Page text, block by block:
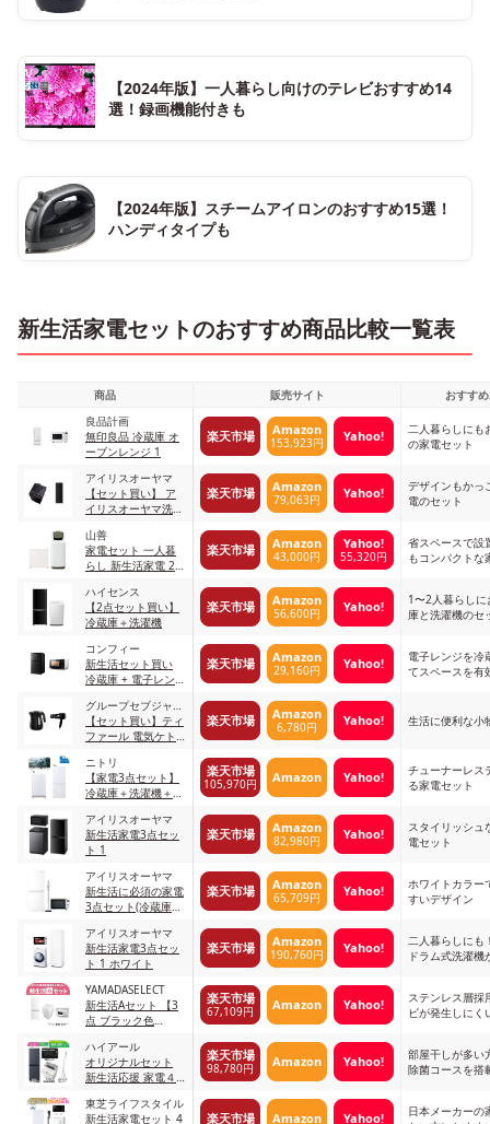
【2024年版】一人暮らし向けのテレビおすすめ14
選！録画機能付きも
【2024年版】スチームアイロンのおすすめ15選！
ハンディタイプも
新生活家電セットのおすすめ商品比較一覧表
商品 販売サイト
おすす
良品計画
無印良品 冷蔵庫 オ
ーブンレンジ 1
楽天市場 Amazon
153,923円 Yahoo!
二人暮らしにも
の家電セット
アイリスオーヤマ
【セット買い】 ア
イリスオーヤマ洗濯
庫
楽天市場 Amazon
79,063円 Yahoo!
デザインもかっ
電のセット
山善
家電セット 一人暮
らし 新生活家電 2点
楽天市場 Amazon
43,000円
Yahoo!
55,320円
省スペースで設
もコンパクトな
ハイセンス
【2点セット買い】
冷蔵庫＋洗濯機
楽天市場 Amazon
56,600円 Yahoo!
1〜2人暮らし
庫と洗濯機のセ
コンフィー
新生活セット買い
冷蔵庫 + 電子レンジ
楽天市場 Amazon
29,160円 Yahoo!
電子レンジを冷
てスペースを有
グループセブジャパ
ン【セット買い】ティ
ファール 電気ケト
ドライヤー
楽天市場 Amazon
6,780円 Yahoo! 生活に便利な小
ニトリ
【家電3点セット】
冷蔵庫＋洗濯機＋チ
8971541
楽天市場
105,970円 Amazon Yahoo!
チューナーレス
る家電セット
アイリスオーヤマ
新生活家電3点セッ
ト 1
楽天市場 Amazon
82,980円 Yahoo!
スタイリッシュ
電セット
アイリスオーヤマ
新生活に必須の家電
3点セット(冷蔵庫
除機)
楽天市場 Amazon
65,709円 Yahoo!
ホワイトカラー
すいデザイン
アイリスオーヤマ
新生活家電3点セッ
ト 1 ホワイト
楽天市場 Amazon
190,760円 Yahoo!
二人暮らしにも
ドラム式洗濯機
YAMADASELECT
新生活Aセット 【3
点 ブラック色
楽天市場
67,109円 Amazon Yahoo!
ステンレス層採
ビが発生しにく
ハイアール
オリジナルセット
新生活応援 家電４
楽天市場
98,780円 Amazon Yahoo!
部屋干しが多い
除菌コースを搭
東芝ライフスタイル
新生活家電セット 4
楽天市場 Amazon Yahoo!
日本メーカーの